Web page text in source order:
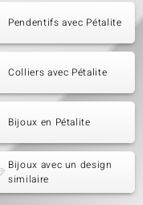
Pendentifs avec Pétalite
Colliers avec Pétalite
Bijoux en Pétalite
Bijoux avec un design
similaire